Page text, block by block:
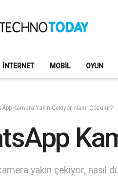
İNTERNET MOBIL OYUN
Kamera Yakın Çekiyor, Nasıl Çözülür?
yakın çekiyor, nasıl